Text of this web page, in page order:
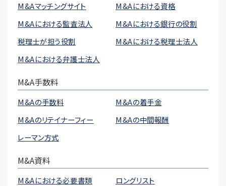
M&Aマッチングサイト
M&Aにおける資格
M&Aにおける監査法人
M&Aにおける銀行の役割
税理士が担う役割
M&Aにおける税理士法人
M&Aにおける弁護士法人
M&A手数料
M&Aの手数料
M&Aの着手金
M&Aのリテイナーフィー
M&Aの中間報酬
レーマン方式
M&A資料
M&Aにおける必要書類
ロングリスト